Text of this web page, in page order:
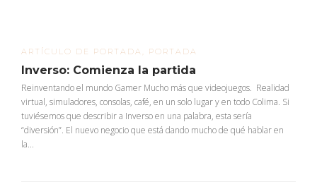
ARTÍCULO DE PORTADA PORTADA
Inverso: Comienza la partida
Reinventando el mundo Gamer Mucho más que videojuegos. Realidad
virtual, simuladores, consolas, café, en un solo lugar y en todo Colima. Si
tuviésemos que describir a Inverso en una palabra, esta sería
“diversión”. El nuevo negocio que está dando mucho de qué hablar en
la...